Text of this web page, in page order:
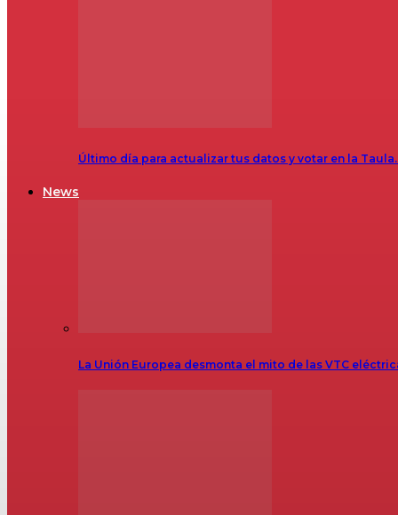
Último día para actualizar tus datos y votar en la
News
La Unión Europea desmonta el mito de las VTC